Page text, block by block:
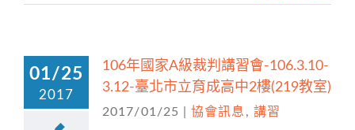
01/25
2017
106年國家A級裁判講習會-106.3.10-
3.12-臺北市立育成高中2樓(219教室)
2017/01/25 協會訊息 , 講習